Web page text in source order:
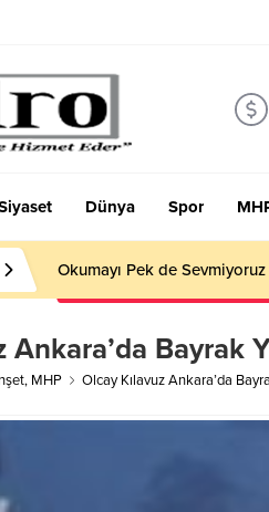
Dünya Spor
Okumayı Pek de
Ankara’da Bayrak
, MHP Olcay Kılavuz Ankara’da